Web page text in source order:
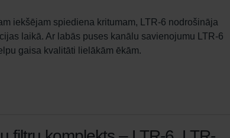
laikā. Ar labās puses kanālu savienojumu LTR-6
gaisa kvalitāti lielākām ēkām.